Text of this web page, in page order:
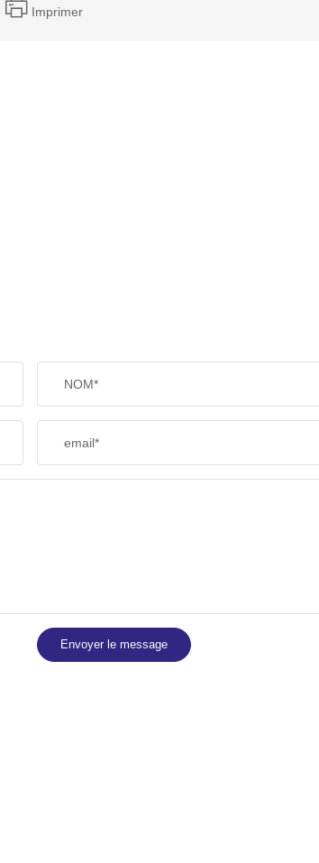
Imprimer
NOM*
email*
Envoyer le message